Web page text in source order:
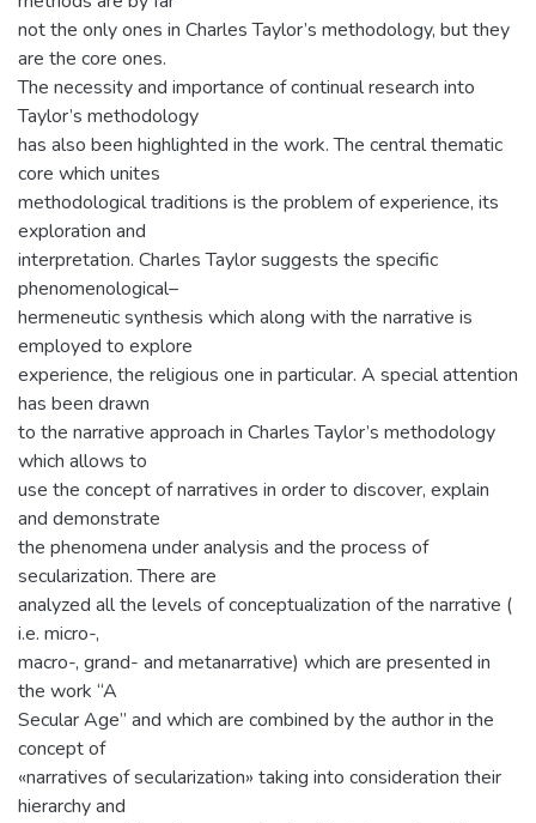
not the only ones in Charles Taylor’s methodology, but they
are the core ones.
The necessity and importance of continual research into
Taylor’s methodology
has also been highlighted in the work. The central thematic
core which unites
methodological traditions is the problem of experience, its
exploration and
interpretation. Charles Taylor suggests the specific
phenomenological–
hermeneutic synthesis which along with the narrative is
employed to explore
experience, the religious one in particular. A special attention
has been drawn
to the narrative approach in Charles Taylor’s methodology
which allows to
use the concept of narratives in order to discover, explain
and demonstrate
the phenomena under analysis and the process of
secularization. There are
analyzed all the levels of conceptualization of the narrative (
i.e. micro-,
macro-, grand- and metanarrative) which are presented in
the work “A
Secular Age” and which are combined by the author in the
concept of
«narratives of secularization» taking into consideration their
hierarchy and